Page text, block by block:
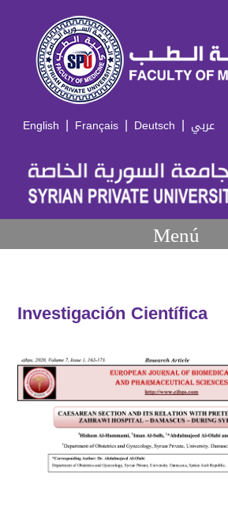
English | Français | Deutsch | عربي
Menú
Investigación Científica